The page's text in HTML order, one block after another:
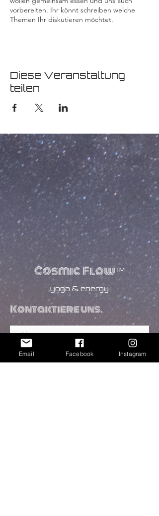
vorbereiten. Ihr könnt schreiben welche
Themen Ihr diskutieren möchtet.
Diese Veranstaltung
teilen
Cosmic Flow™
yoga & energy
Kontaktiere uns.
Email Facebook Instagram